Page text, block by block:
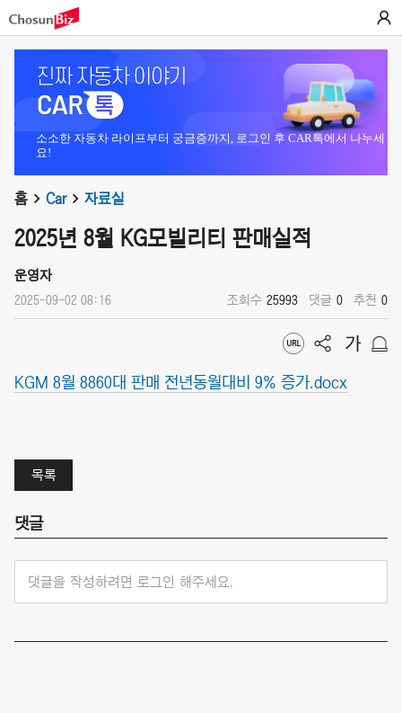
소소한 자동차 라이프부터 궁금증까지, 로그인 후 CAR톡에서 나누세
요!
홈 Car 자료실
2025년 8월 KG모빌리티 판매실적
운영자
2025-09-02 08:16 조회수 25993 댓글 0 추천 0
KGM 8월 8860대 판매 전년동월대비 9% 증가.docx
목록
댓글
댓글을 작성하려면 로그인 해주세요.